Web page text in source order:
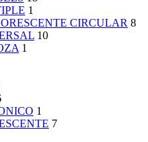
1
CIRCULAR 8
10
1
1
7